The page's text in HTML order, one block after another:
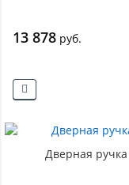
13 878 руб.
Дверная ручка